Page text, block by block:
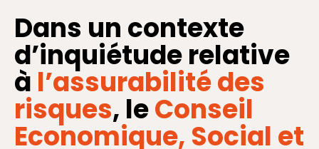
Dans un contexte
d’inquiétude relative
à l’assurabilité des
risques, leConseil
Economique, Social et